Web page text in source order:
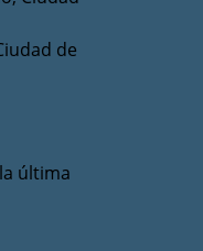
de
última